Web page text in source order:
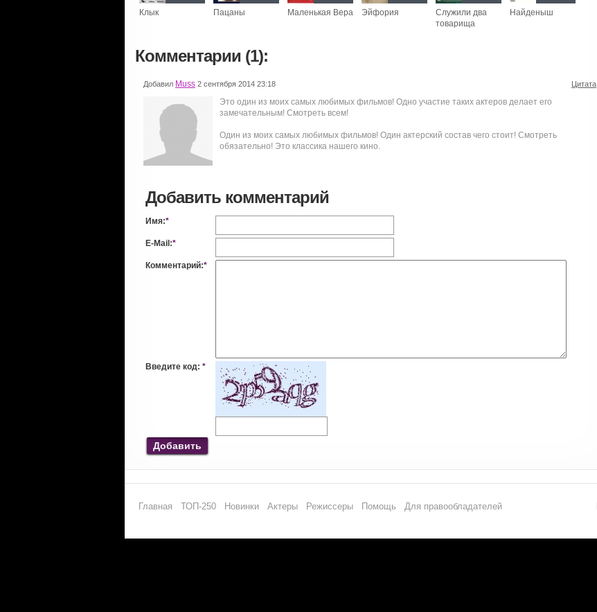
Клык
Пацаны
Маленькая Вера
Эйфория
Служили два
товарища
Найденыш
Комментарии (1):
Добавил Muss 2 сентября 2014 23:18 Цитата
Это один из моих самых любимых фильмов! Одно участие таких актеров делает его
замечательным! Смотреть всем!
Один из моих самых любимых фильмов! Один актерский состав чего стоит! Смотреть
обязательно! Это классика нашего кино.
Добавить комментарий
Имя:*
E-Mail:*
Комментарий:*
Введите код: *
Добавить
Главная ТОП-250 Новинки Актеры Режиссеры Помощь Для правообладателей